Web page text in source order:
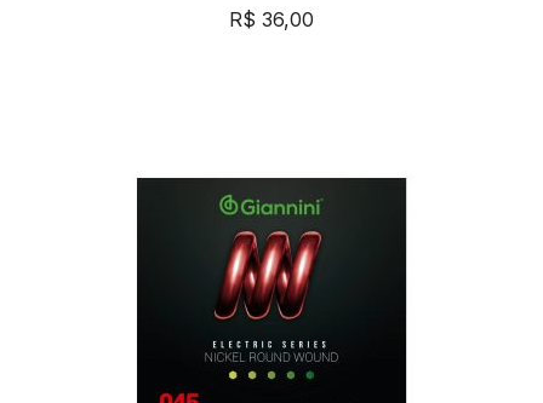
R$ 36,00